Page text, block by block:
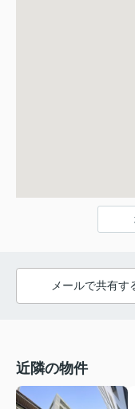
メールで共有す
近隣の物件